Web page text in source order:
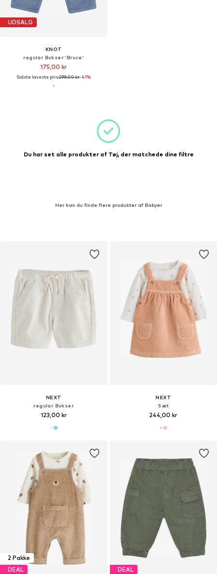
UDSALG
KNOT
regular Bukser 'Bruce'
175,00 kr
Sidste laveste pris:299,00 kr-41%
Du har set alle produkter af Tøj, der matchede dine filtre
Her kan du finde flere produkter af Babyer
NEXT
regular Bukser
123,00 kr
NEXT
Sæt
244,00 kr
2 Pakke
DEAL
DEAL